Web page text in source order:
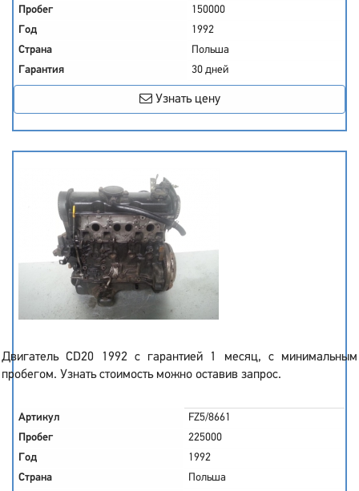
Пробег
150000
Год
1992
Страна
Польша
Гарантия
30 дней
Узнать цену
Двигатель CD20 1992 с гарантией 1 месяц, с минимальным
пробегом. Узнать стоимость можно оставив запрос.
Артикул
FZ5/8661
Пробег
225000
Год
1992
Страна
Польша